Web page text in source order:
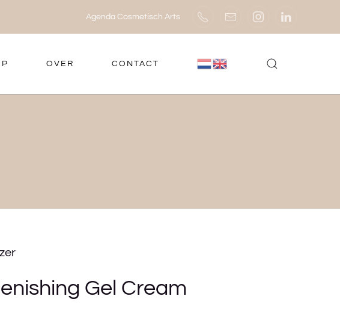
Agenda Cosmetisch Arts
OVER CONTACT
Gel Cream